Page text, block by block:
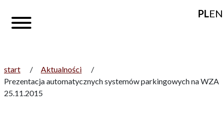
PLEN
start / Aktualności
/
Prezentacja automatycznych systemów parkingowych na WZA
25.11.2015